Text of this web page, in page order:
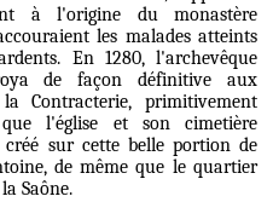
à l'origine du monastère
les malades atteints
. En 1280, l'archevêque
de façon définitive aux
Contracterie, primitivement
l'église et son cimetière
sur cette belle portion de
de même que le quartier
Saône.